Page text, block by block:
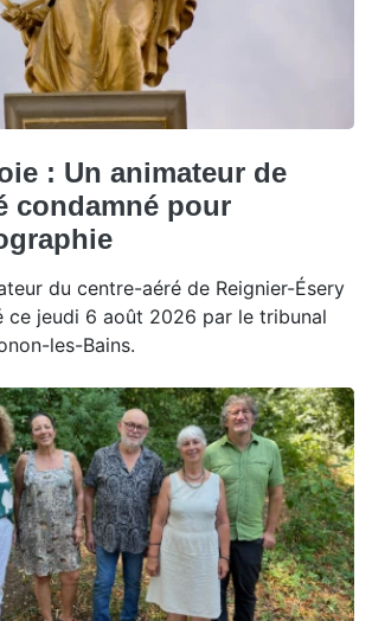
: Un animateur de
condamné pour
du centre-aéré de Reignier-Ésery
ce jeudi 6 août 2026 par le tribunal
les-Bains.